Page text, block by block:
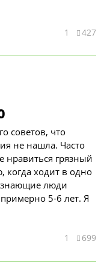
1 427
советов, что
не нашла. Часто
нравиться грязный
когда ходит в одно
знающие люди
5-6 лет. Я
1 699